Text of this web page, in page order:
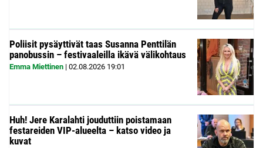
Poliisit pysäyttivät taas Susanna Penttilän
panobussin – festivaaleilla ikävä välikohtaus
Emma Miettinen | 02.08.2026 19:01
Huh! Jere Karalahti jouduttiin poistamaan
festareiden VIP-alueelta – katso video ja
kuvat